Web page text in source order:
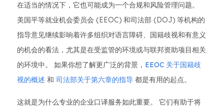
在适当的情况下，它也可能成为一个合规和风险管理问题。
美国平等就业机会委员会 (EEOC) 和司法部 (DOJ) 等机构的
指导意见继续影响着许多组织对语言障碍、国籍歧视和有意义
的机会的看法，尤其是在受监管的环境或与联邦资助项目相关
的环境中。 如果你想了解更广泛的背景， EEOC 关于国籍歧
视的概述 和 司法部关于第六章的指导 都是有用的起点。
这就是为什么专业的企业口译服务如此重要。 它们有助于将